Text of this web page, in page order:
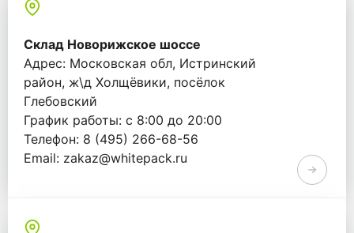
Склад Новорижское шоссе
Адрес: Московская обл, Истринский
район, ж\д Холщёвики, посёлок
Глебовский
График работы: с 8:00 до 20:00
Телефон: 8 (495) 266-68-56
Email: zakaz@whitepack.ru